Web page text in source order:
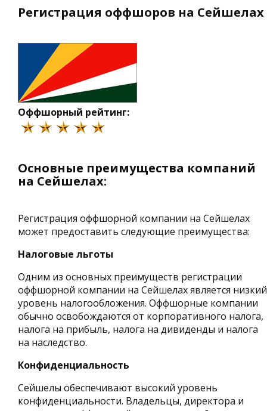
Регистрация оффшоров на Сейшелах
Оффшорный рейтинг:
Основные преимущества компаний
на Сейшелах:
Регистрация оффшорной компании на Сейшелах
может предоставить следующие преимущества:
Налоговые льготы
Одним из основных преимуществ регистрации
оффшорной компании на Сейшелах является низкий
уровень налогообложения. Оффшорные компании
обычно освобождаются от корпоративного налога,
налога на прибыль, налога на дивиденды и налога
на наследство.
Конфиденциальность
Сейшелы обеспечивают высокий уровень
конфиденциальности. Владельцы, директора и